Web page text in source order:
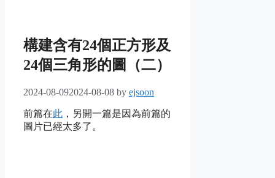
構建含有24個正方形及
24個三角形的圖（二）
2024-08-092024-08-08 by ejsoon
前篇在此 ，另開一篇是因為前篇的
圖片已經太多了。